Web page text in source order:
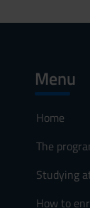
Menu
Home
The
Studying
How to